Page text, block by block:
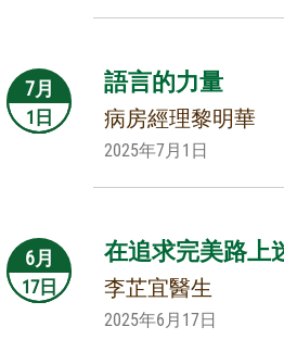
7月
1日
語言的力量
病房經理黎明華
2025年7月1日
6月
17日
在追求完美路上
李芷宜醫生
2025年6月17日